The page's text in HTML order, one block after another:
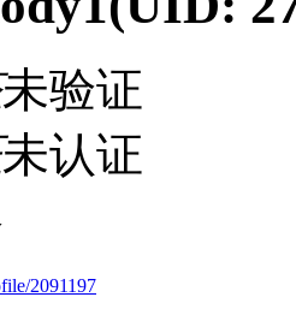
未验证
未认证
2091197